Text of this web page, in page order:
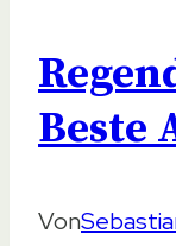
Beste
Von